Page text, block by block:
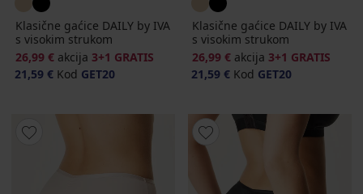
Klasične gaćice DAILY by IVA
s visokim strukom
26,99 € akcija 3+1 GRATIS
21,59 € Kod GET20
Klasične gaćice DAILY by IVA
s visokim strukom
26,99 € akcija 3+1 GRATIS
21,59 € Kod GET20